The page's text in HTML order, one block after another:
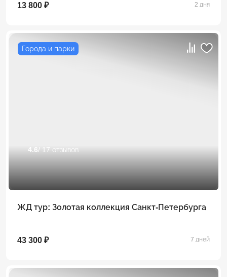
13 800 ₽ 2 дня
Города и парки
4.6/ 17 отзывов
ЖД тур: Золотая коллекция Санкт-Петербурга
43 300 ₽ 7 дней